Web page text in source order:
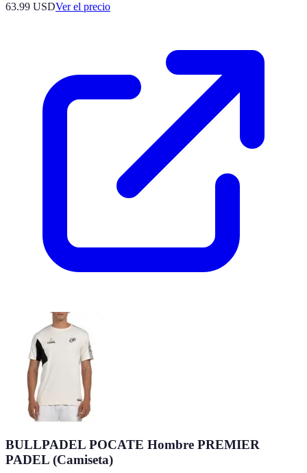
63.99 USDVer el precio
BULLPADEL POCATE Hombre PREMIER
PADEL (Camiseta)